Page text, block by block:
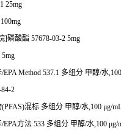
25mg
]磷酸酯 57678-03-2 5mg
Method 537.1 多组分 甲醇/水
2
混标 多组分 甲醇/水,100 μg/
方法 533 多组分 甲醇/水,100 μg/